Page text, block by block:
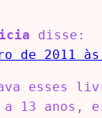
disse:
de 2011 às
esses
13 anos,